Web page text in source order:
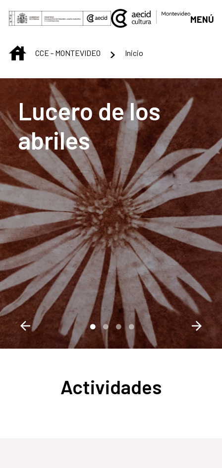
Saltar al contenido principal
MENÚ
INICIOCCE - MONTEVIDEO Inicio
Centro Cultural de
Lucero de los
abriles
Actividades